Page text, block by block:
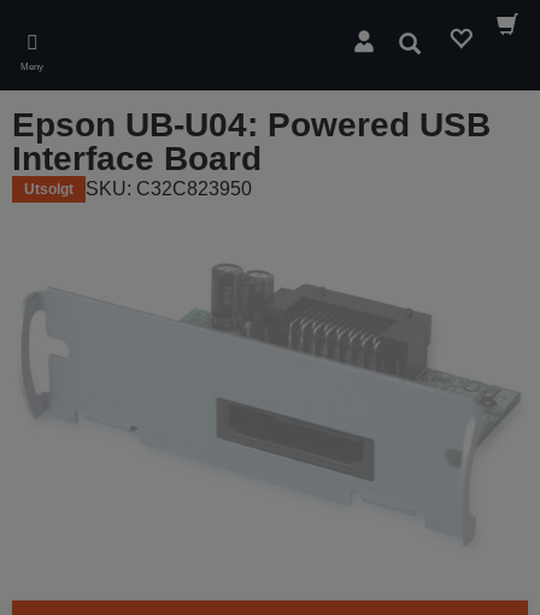
main
content
Meny
Søk
Epson UB-U04: Powered USB
Interface Board
Utsolgt SKU: C32C823950